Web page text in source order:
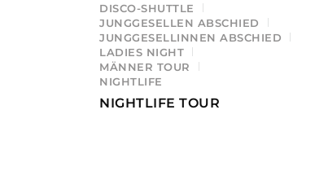
DISCO-SHUTTLE
JUNGGESELLEN ABSCHIED
JUNGGESELLINNEN ABSCHIED
LADIES NIGHT
MÄNNER TOUR
NIGHTLIFE
NIGHTLIFE TOUR